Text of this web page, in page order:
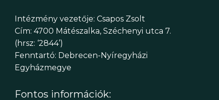
Intézmény vezetője: Csapos Zsolt
Cím: 4700 Mátészalka, Széchenyi utca 7.
(hrsz: ‘2844’)
Fenntartó: Debrecen-Nyíregyházi
Egyházmegye
Fontos információk: